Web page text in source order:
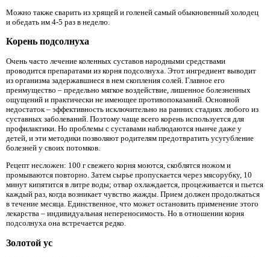
Можно также сварить из хрящей и голеней самый обыкновенный холодец
и обедать им 4-5 раз в неделю.
Корень подсолнуха
Очень часто лечение коленных суставов народными средствами
проводится препаратами из корня подсолнуха. Этот ингредиент выводит
из организма задержавшиеся в нем скопления солей. Главное его
преимущество – предельно мягкое воздействие, лишенное болезненных
ощущений и практически не имеющее противопоказаний. Основной
недостаток – эффективность исключительно на ранних стадиях любого из
суставных заболеваний. Поэтому чаще всего корень используется для
профилактики. Но проблемы с суставами наблюдаются нынче даже у
детей, и эти методики позволяют родителям предотвратить усугубление
болезней у своих потомков.
Рецепт несложен: 100 г свежего корня моются, скоблятся ножом и
промываются повторно. Затем сырье пропускается через мясорубку, 10
минут кипятится в литре воды; отвар охлаждается, процеживается и пьется
каждый раз, когда возникает чувство жажды. Прием должен продолжаться
в течение месяца. Единственное, что может остановить применение этого
лекарства – индивидуальная непереносимость. Но в отношении корня
подсолнуха она встречается редко.
Золотой ус